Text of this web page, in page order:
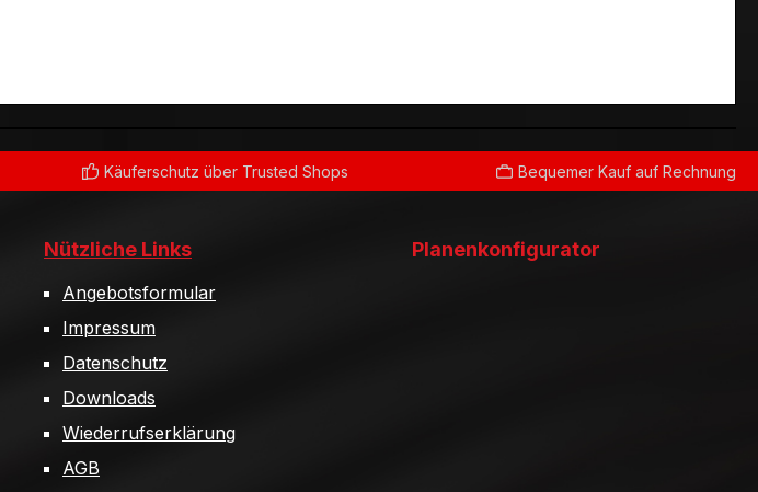
Käuferschutz über Trusted Shops Bequemer Kauf auf Rechnung
Nützliche Links
Angebotsformular
Impressum
Datenschutz
Downloads
Wiederrufserklärung
AGB
Planenkonfigurator